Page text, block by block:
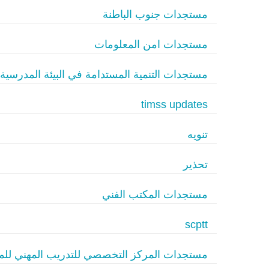
مستجدات جنوب الباطنة
مستجدات امن المعلومات
مستجدات التنمية المستدامة في البيئة المدرسية
timss updates
تنويه
تحذير
مستجدات المكتب الفني
scptt
مستجدات المركز التخصصي للتدريب المهني